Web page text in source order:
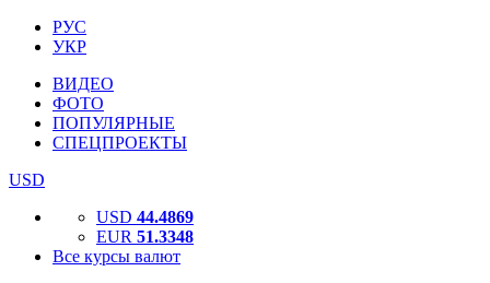
РУС
УКР
ВИДЕО
ФОТО
ПОПУЛЯРНЫЕ
СПЕЦПРОЕКТЫ
USD
USD 44.4869
EUR 51.3348
Все курсы валют